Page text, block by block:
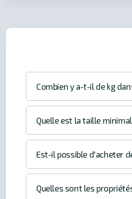
Combien y a-t-il de kg
Quelle est la taille
Est-il possible d'acheter
Quelles sont les